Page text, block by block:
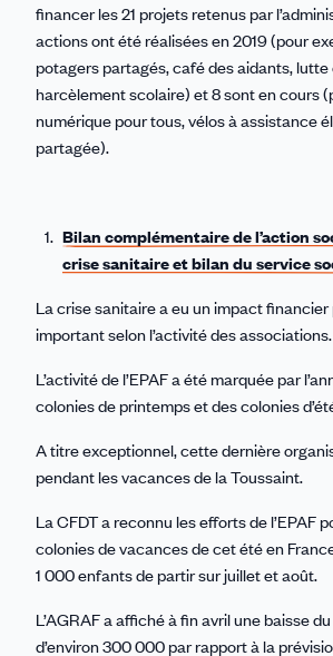
financer les 21 projets retenus par
actions ont été réalisées en 2019 (pour
potagers partagés, café des aidants,
harcèlement scolaire) et 8 sont en cours
numérique pour tous, vélos à assistance
partagée).
Bilan complémentaire de l’action
crise sanitaire et bilan du service
La crise sanitaire a eu un impact financier
important selon l’activité des associations.
L’activité de l’EPAF a été marquée par
colonies de printemps et des colonies
A titre exceptionnel, cette dernière
pendant les vacances de la Toussaint.
La CFDT a reconnu les efforts de l’EPAF
colonies de vacances de cet été en
1 000 enfants de partir sur juillet et août.
L’AGRAF a affiché à fin avril une baisse
d’environ 300 000 par rapport à la